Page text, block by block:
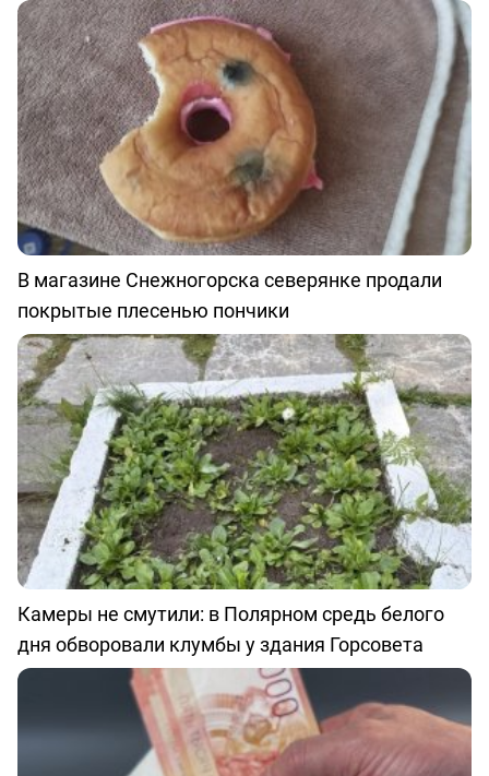
В магазине Снежногорска северянке продали
покрытые плесенью пончики
Камеры не смутили: в Полярном средь белого
дня обворовали клумбы у здания Горсовета